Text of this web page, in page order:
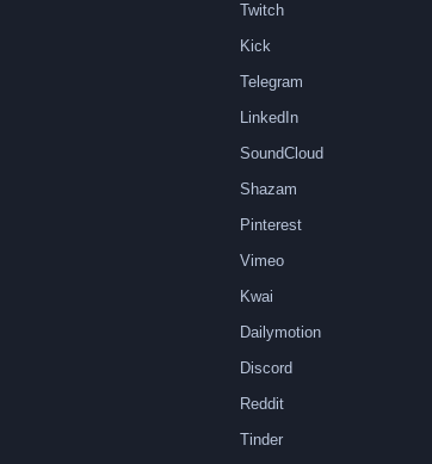
Twitch
Kick
Telegram
LinkedIn
SoundCloud
Shazam
Pinterest
Vimeo
Kwai
Dailymotion
Discord
Reddit
Tinder